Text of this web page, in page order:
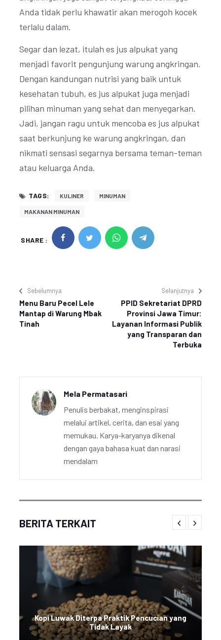
Anda tidak perlu khawatir akan merogoh kocek
terlalu dalam.
Segar dan lezat, itulah es jus alpukat yang
menjadi favorit pengunjung warung angkringan.
Dengan kandungan nutrisi yang baik untuk
kesehatan tubuh, es jus alpukat juga menjadi
pilihan minuman yang sehat dan menyegarkan.
Jadi, jangan ragu untuk mencoba es jus alpukat
saat berkunjung ke warung angkringan, dan
nikmati sensasi segarnya bersama teman-teman
atau keluarga Anda.
TAGS: KULINER MINUMAN
MAKANAN MINUMAN
SHARE :
Sebelumnya
Menu Baru Pecel Lele
Mantap di Warung Mbak
Tinah
Selanjutnya
PPID Sekretariat DPRD
Provinsi Jawa Timur:
Layanan Informasi Publik
yang Transparan dan
Terbuka
Mela Permatasari
Penulis berbakat, menginspirasi
melalui artikel, cerita, dan esai yang
memukau. Karya-karyanya dikenal
dengan gaya bahasa kuat dan narasi
mendalam
BERITA TERKAIT
Kopi Luwak Diterpa Praktik Pencucian yang
Tidak Layak